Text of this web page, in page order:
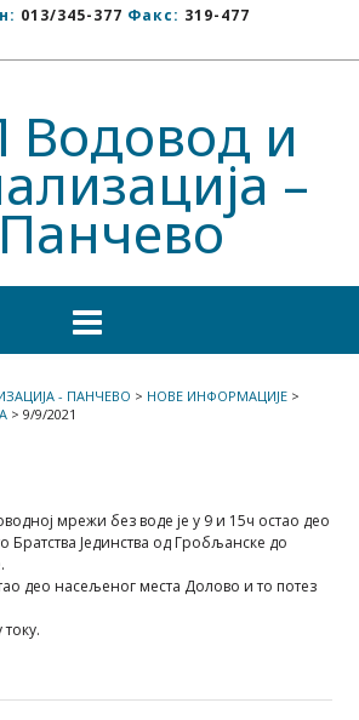
013/345-377 Факс: 319-477
Водовод и
–
Панчево
- ПАНЧЕВО > НОВЕ ИНФОРМАЦИЈЕ >
> 9/9/2021
мрежи без воде је у 9 и 15ч остао део
Братства Јединства од Гробљанске до
део насељеног места Долово и то потез
току.